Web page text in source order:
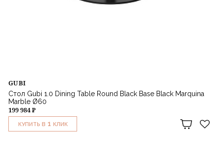
GUBI
Стол Gubi 1.0 Dining Table Round Black Base Black Marquina
Marble Ø60
199 984 ₽
КУПИТЬ В 1 КЛИК